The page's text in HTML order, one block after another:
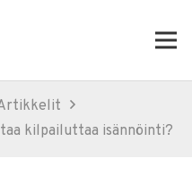
kilpailuttaa isännöinti?